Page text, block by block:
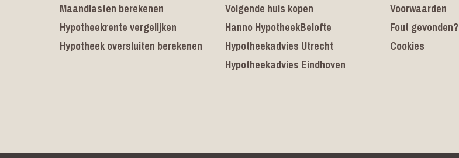
Maandlasten berekenen
Hypotheekrente vergelijken
Hypotheek oversluiten berekenen
Volgende huis kopen
Hanno HypotheekBelofte
Hypotheekadvies Utrecht
Hypotheekadvies Eindhoven
Voorwaarden
Fout gevonden?
Cookies